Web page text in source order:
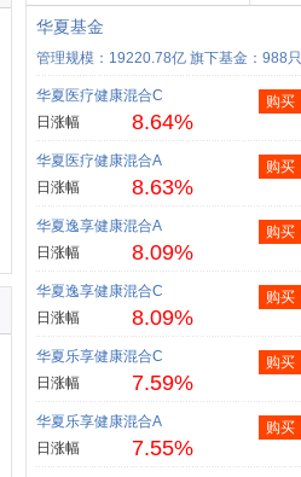
华夏基金
管理规模：19220.78亿 旗下基金：988只
华夏医疗健康混合C
日涨幅
8.64%
购买
华夏医疗健康混合A
日涨幅
8.63%
购买
华夏逸享健康混合A
日涨幅
8.09%
购买
华夏逸享健康混合C
日涨幅
8.09%
购买
华夏乐享健康混合C
日涨幅
7.59%
购买
华夏乐享健康混合A
日涨幅
7.55%
购买